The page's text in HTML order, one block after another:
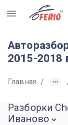
R
2015-2018
Главная /
Разборки
Иваново